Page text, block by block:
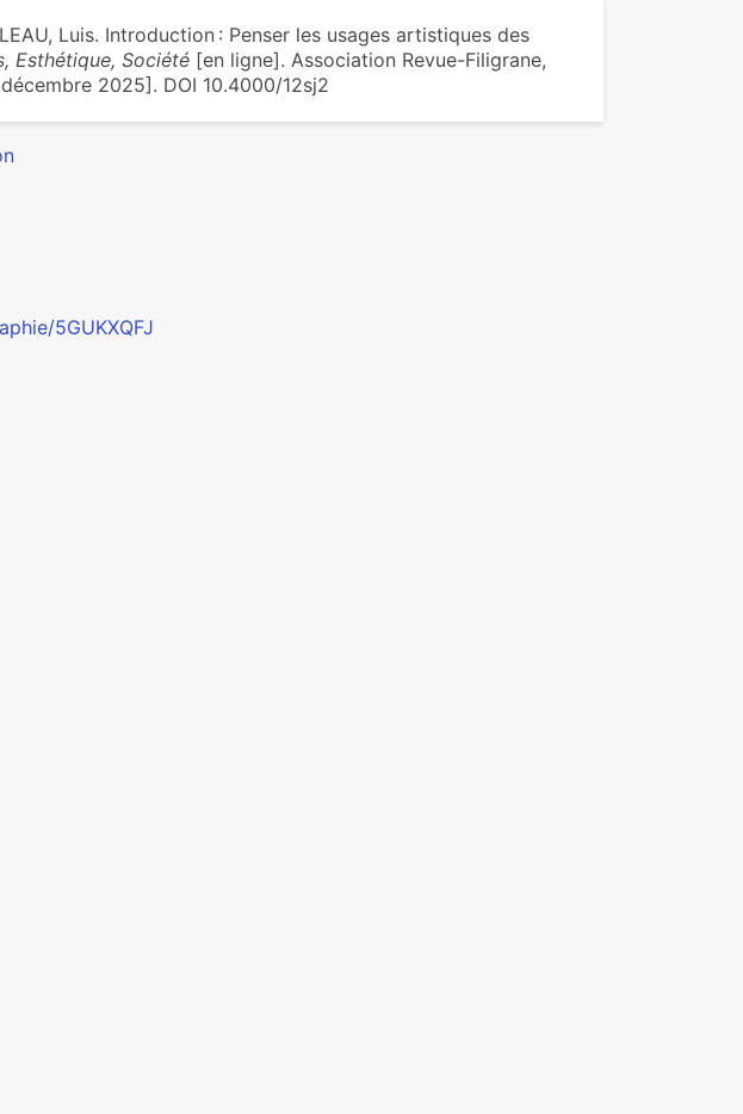
Luis. Introduction : Penser les usages artistiques des
Esthétique, Société [en ligne]. Association Revue-Filigrane,
2025]. DOI 10.4000/12sj2
5GUKXQFJ